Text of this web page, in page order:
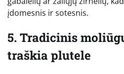
įdomesnis ir sotesnis.
5. Tradicinis
traškia plutele